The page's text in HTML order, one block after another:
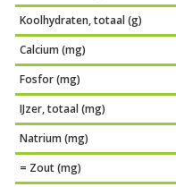
Koolhydraten, totaal (g)
Calcium (mg)
Fosfor (mg)
IJzer, totaal (mg)
Natrium (mg)
= Zout (mg)